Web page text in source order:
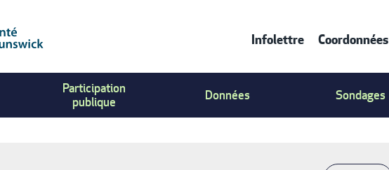
Contact
Menu
Infolettre Coordonnées
Participation
publique
Données Sondages